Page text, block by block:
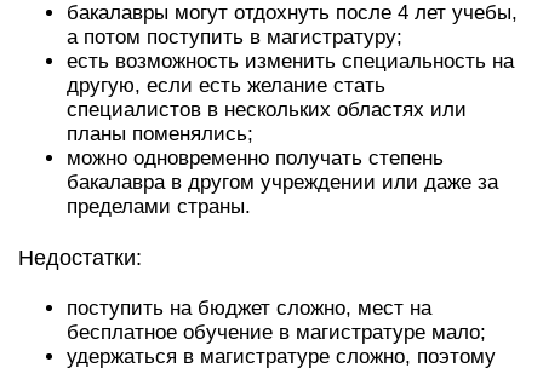
бакалавры могут отдохнуть после 4 лет учебы,
а потом поступить в магистратуру;
есть возможность изменить специальность на
другую, если есть желание стать
специалистов в нескольких областях или
планы поменялись;
можно одновременно получать степень
бакалавра в другом учреждении или даже за
пределами страны.
Недостатки:
поступить на бюджет сложно, мест на
бесплатное обучение в магистратуре мало;
удержаться в магистратуре сложно, поэтому